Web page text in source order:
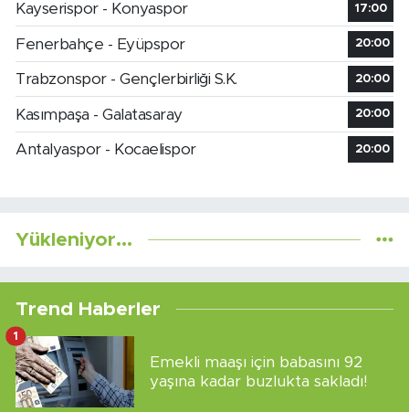
Kayserispor - Konyaspor
17:00
Fenerbahçe - Eyüpspor 20:00
Trabzonspor - Gençlerbirliği S.K. 20:00
Kasımpaşa - Galatasaray 20:00
Antalyaspor - Kocaelispor 20:00
Yükleniyor...
Trend Haberler
Emekli maaşı için babasını 92
yaşına kadar buzlukta sakladı!
1